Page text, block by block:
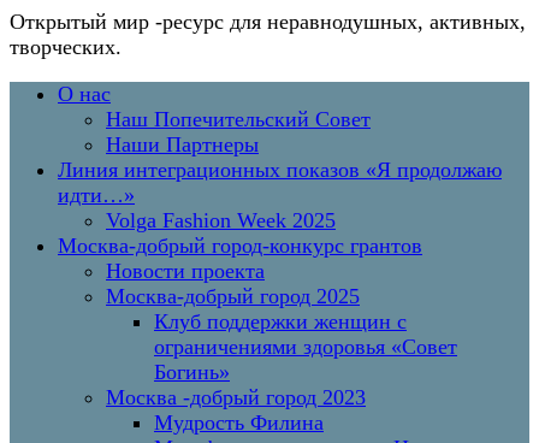
Открытый мир -ресурс для неравнодушных, активных,
творческих.
Перейти
содержимому
Основное
О нас
Наш Попечительский Совет
Наши Партнеры
Линия интеграционных показов «Я продолжаю
идти…»
Volga Fashion Week 2025
Москва-добрый город-конкурс грантов
Новости проекта
Москва-добрый город 2025
Клуб поддержки женщин с
ограничениями здоровья «Совет
Богинь»
Москва -добрый город 2023
Мудрость Филина